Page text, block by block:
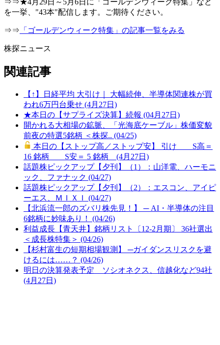
を一挙、"43本"配信します。ご期待ください。
⇒⇒ 「ゴールデンウィーク特集」の記事一覧をみる
株探ニュース
関連記事
【↑】日経平均 大引け｜ 大幅続伸、半導体関連株が買
われ6万円台乗せ (4月27日)
★本日の【サプライズ決算】続報 (04月27日)
開かれる大相場の鉱脈、「光海底ケーブル」株価変貌
前夜の特選5銘柄 ＜株探.. (04/25)
本日の【ストップ高／ストップ安】 引け S高＝
16 銘柄 S安＝ 5 銘柄 (4月27日)
話題株ピックアップ【夕刊】（1）：山洋電、ハーモニ
ック、ファナック (04/27)
話題株ピックアップ【夕刊】（2）：エスコン、アイピ
ーエス、ＭＩＸＩ (04/27)
【北浜流一郎のズバリ株先見！】 ─ AI・半導体の注目
6銘柄に妙味あり！ (04/26)
利益成長【青天井】銘柄リスト〔12-2月期〕 36社選出
＜成長株特集＞ (04/26)
【杉村富生の短期相場観測】 ─ガイダンスリスクを避
けるには……？ (04/26)
明日の決算発表予定 ソシオネクス、信越化など94社
(4月27日)